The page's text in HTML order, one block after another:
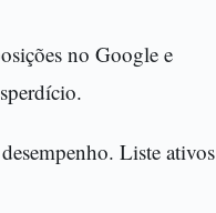
no Google e
Liste ativos